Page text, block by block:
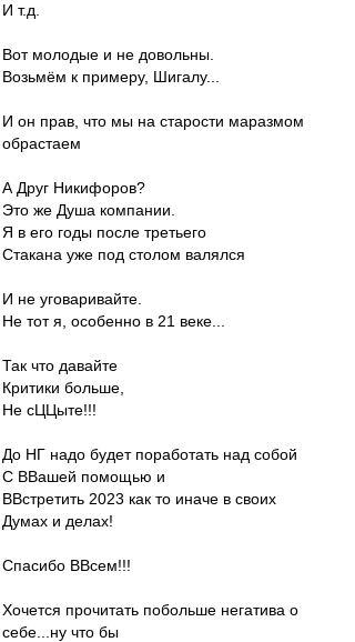
И т.д.
Вот молодые и не довольны.
Возьмём к примеру, Шигалу...
И он прав, что мы на старости маразмом
обрастаем
А Друг Никифоров?
Это же Душа компании.
Я в его годы после третьего
Стакана уже под столом валялся
И не уговаривайте.
Не тот я, особенно в 21 веке...
Так что давайте
Критики больше,
Не сЦЦыте!!!
До НГ надо будет поработать над собой
С ВВашей помощью и
ВВстретить 2023 как то иначе в своих
Думах и делах!
Спасибо ВВсем!!!
Хочется прочитать побольше негатива о
себе...ну что бы